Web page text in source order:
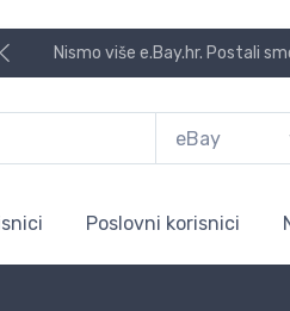
Nismo više e.Bay.hr. Postali
Poslovni korisnici